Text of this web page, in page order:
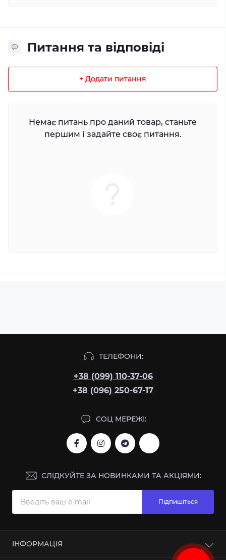
Питання та відповіді
+ Додати питання
Немає питань про даний товар, станьте
першим і задайте своє питання.
ТЕЛЕФОНИ:
+38 (099) 110-37-06
+38 (096) 250-67-17
СОЦ МЕРЕЖІ:
СЛІДКУЙТЕ ЗА НОВИНКАМИ ТА АКЦІЯМИ:
Підпишіться
ІНФОРМАЦІЯ